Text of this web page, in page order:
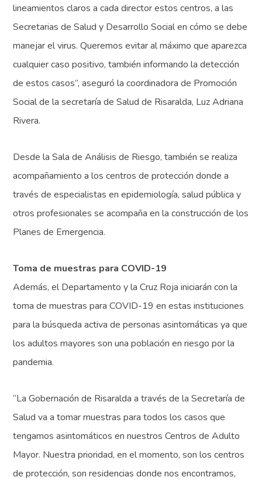
lineamientos claros a cada director estos centros, a las
Secretarias de Salud y Desarrollo Social en cómo se debe
manejar el virus. Queremos evitar al máximo que aparezca
cualquier caso positivo, también informando la detección
de estos casos”, aseguró la coordinadora de Promoción
Social de la secretaría de Salud de Risaralda, Luz Adriana
Rivera.
Desde la Sala de Análisis de Riesgo, también se realiza
acompañamiento a los centros de protección donde a
través de especialistas en epidemiología, salud pública y
otros profesionales se acompaña en la construcción de los
Planes de Emergencia.
Toma de muestras para COVID-19
Además, el Departamento y la Cruz Roja iniciarán con la
toma de muestras para COVID-19 en estas instituciones
para la búsqueda activa de personas asintomáticas ya que
los adultos mayores son una población en riesgo por la
pandemia.
“La Gobernación de Risaralda a través de la Secretaría de
Salud va a tomar muestras para todos los casos que
tengamos asintomáticos en nuestros Centros de Adulto
Mayor. Nuestra prioridad, en el momento, son los centros
de protección, son residencias donde nos encontramos,